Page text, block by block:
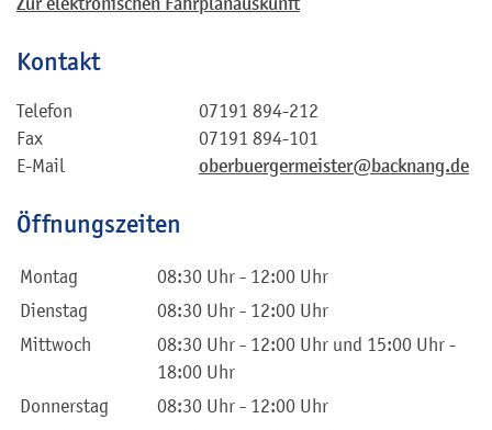
Kontakt
Telefon
07191 894-212
Fax
07191 894-101
E-Mail
oberbuergermeister@backnang.de
Öffnungszeiten
Montag 08:30 Uhr - 12:00 Uhr
Dienstag
08:30 Uhr - 12:00 Uhr
Mittwoch
08:30 Uhr - 12:00 Uhr und 15:00 Uhr -
18:00 Uhr
Donnerstag
08:30 Uhr - 12:00 Uhr